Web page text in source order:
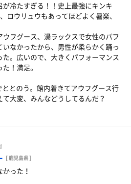
冷たすぎる！！史上最強にキンキ
ロウリュウもあってほどよく暑楽、
フグース、湯ラックスで女性のパフ
いなかったから、男性が柔らかく踊っ
。広いので、大きくパフォーマンス
！満足。
ととのう。館内着きてアウフグース行
て大変、みんなどうしてるんだ？
[ 鹿児島県 ]
った！